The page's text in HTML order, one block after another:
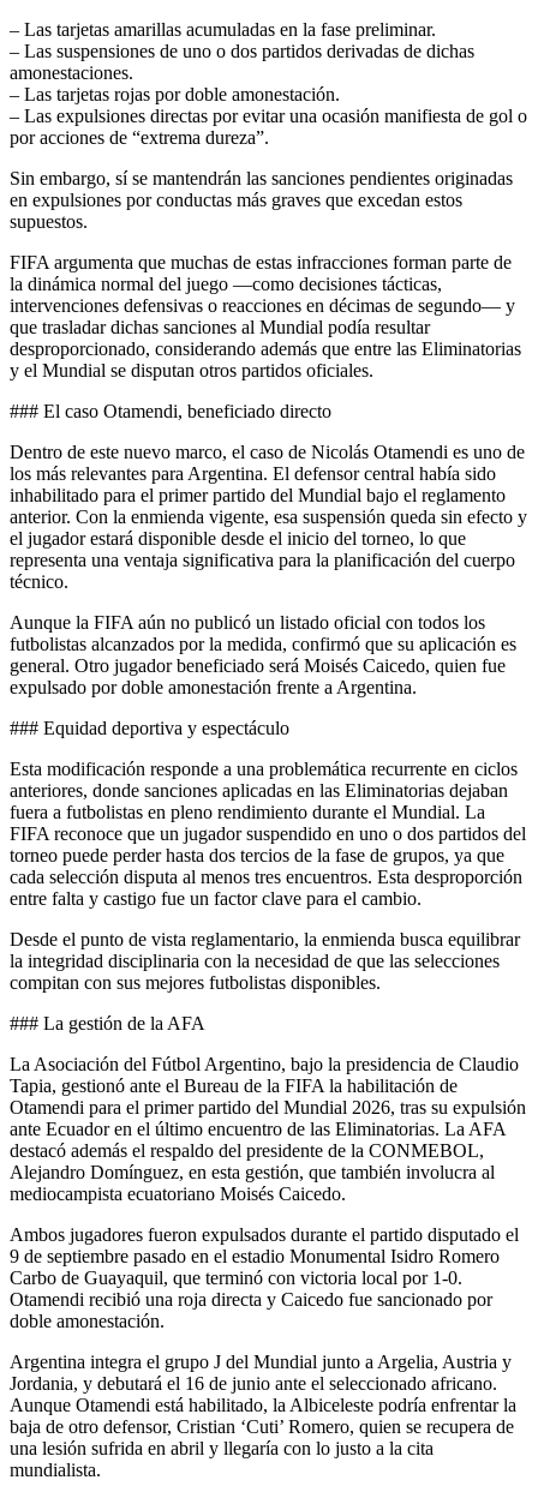
– Las tarjetas amarillas acumuladas en la fase preliminar.
– Las suspensiones de uno o dos partidos derivadas de dichas
amonestaciones.
– Las tarjetas rojas por doble amonestación.
– Las expulsiones directas por evitar una ocasión manifiesta de gol o
por acciones de “extrema dureza”.
Sin embargo, sí se mantendrán las sanciones pendientes originadas
en expulsiones por conductas más graves que excedan estos
supuestos.
FIFA argumenta que muchas de estas infracciones forman parte de
la dinámica normal del juego —como decisiones tácticas,
intervenciones defensivas o reacciones en décimas de segundo— y
que trasladar dichas sanciones al Mundial podía resultar
desproporcionado, considerando además que entre las Eliminatorias
y el Mundial se disputan otros partidos oficiales.
### El caso Otamendi, beneficiado directo
Dentro de este nuevo marco, el caso de Nicolás Otamendi es uno de
los más relevantes para Argentina. El defensor central había sido
inhabilitado para el primer partido del Mundial bajo el reglamento
anterior. Con la enmienda vigente, esa suspensión queda sin efecto y
el jugador estará disponible desde el inicio del torneo, lo que
representa una ventaja significativa para la planificación del cuerpo
técnico.
Aunque la FIFA aún no publicó un listado oficial con todos los
futbolistas alcanzados por la medida, confirmó que su aplicación es
general. Otro jugador beneficiado será Moisés Caicedo, quien fue
expulsado por doble amonestación frente a Argentina.
### Equidad deportiva y espectáculo
Esta modificación responde a una problemática recurrente en ciclos
anteriores, donde sanciones aplicadas en las Eliminatorias dejaban
fuera a futbolistas en pleno rendimiento durante el Mundial. La
FIFA reconoce que un jugador suspendido en uno o dos partidos del
torneo puede perder hasta dos tercios de la fase de grupos, ya que
cada selección disputa al menos tres encuentros. Esta desproporción
entre falta y castigo fue un factor clave para el cambio.
Desde el punto de vista reglamentario, la enmienda busca equilibrar
la integridad disciplinaria con la necesidad de que las selecciones
compitan con sus mejores futbolistas disponibles.
### La gestión de la AFA
La Asociación del Fútbol Argentino, bajo la presidencia de Claudio
Tapia, gestionó ante el Bureau de la FIFA la habilitación de
Otamendi para el primer partido del Mundial 2026, tras su expulsión
ante Ecuador en el último encuentro de las Eliminatorias. La AFA
destacó además el respaldo del presidente de la CONMEBOL,
Alejandro Domínguez, en esta gestión, que también involucra al
mediocampista ecuatoriano Moisés Caicedo.
Ambos jugadores fueron expulsados durante el partido disputado el
9 de septiembre pasado en el estadio Monumental Isidro Romero
Carbo de Guayaquil, que terminó con victoria local por 1-0.
Otamendi recibió una roja directa y Caicedo fue sancionado por
doble amonestación.
Argentina integra el grupo J del Mundial junto a Argelia, Austria y
Jordania, y debutará el 16 de junio ante el seleccionado africano.
Aunque Otamendi está habilitado, la Albiceleste podría enfrentar la
baja de otro defensor, Cristian ‘Cuti’ Romero, quien se recupera de
una lesión sufrida en abril y llegaría con lo justo a la cita
mundialista.